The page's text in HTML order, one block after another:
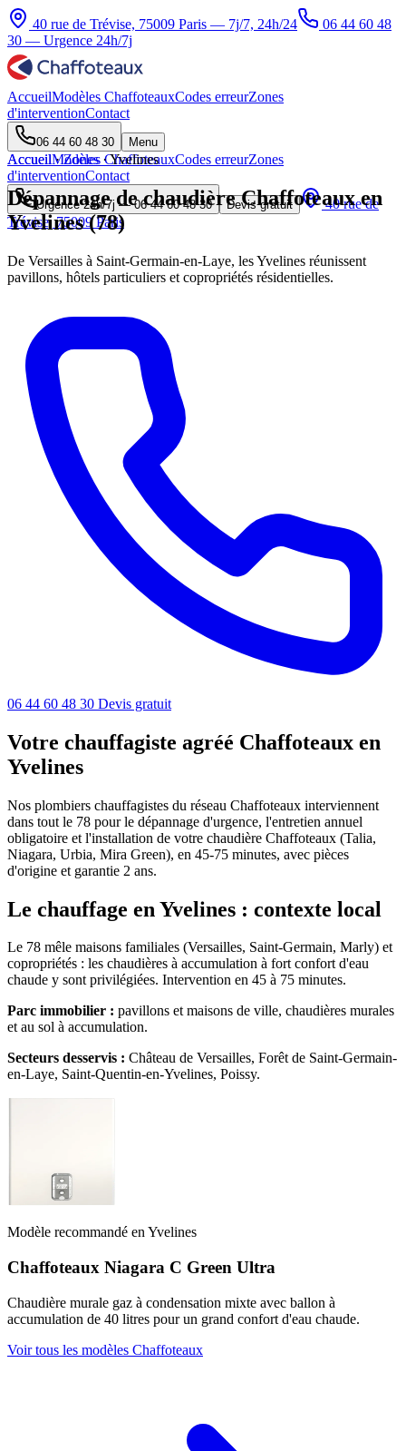
40 rue de Trévise, 75009 Paris — 7j/7, 24h/24
06 44 60 48
30 — Urgence 24h/7j
AccueilModèles ChaffoteauxCodes erreurZones
d'interventionContact
06 44 60 48 30 Menu
AccueilModèles ChaffoteauxCodes erreurZones
d'interventionContact
Urgence 24h/7j —06 44 60 48 30 Devis gratuit
40 rue de
Trévise, 75009 Paris
Accueil·Zones·Yvelines
Dépannage de chaudière Chaffoteaux en
Yvelines (78)
De Versailles à Saint-Germain-en-Laye, les Yvelines réunissent
pavillons, hôtels particuliers et copropriétés résidentielles.
06 44 60 48 30 Devis gratuit
Votre chauffagiste agréé Chaffoteaux en
Yvelines
Nos plombiers chauffagistes du réseau Chaffoteaux interviennent
dans tout le 78 pour le dépannage d'urgence, l'entretien annuel
obligatoire et l'installation de votre chaudière Chaffoteaux (Talia,
Niagara, Urbia, Mira Green), en 45-75 minutes, avec pièces
d'origine et garantie 2 ans.
Le chauffage en Yvelines : contexte local
Le 78 mêle maisons familiales (Versailles, Saint-Germain, Marly) et
copropriétés : les chaudières à accumulation à fort confort d'eau
chaude y sont privilégiées. Intervention en 45 à 75 minutes.
Parc immobilier : pavillons et maisons de ville, chaudières murales
et au sol à accumulation.
Secteurs desservis : Château de Versailles, Forêt de Saint-Germain-
en-Laye, Saint-Quentin-en-Yvelines, Poissy.
Modèle recommandé en Yvelines
Chaffoteaux Niagara C Green Ultra
Chaudière murale gaz à condensation mixte avec ballon à
accumulation de 40 litres pour un grand confort d'eau chaude.
Voir tous les modèles Chaffoteaux